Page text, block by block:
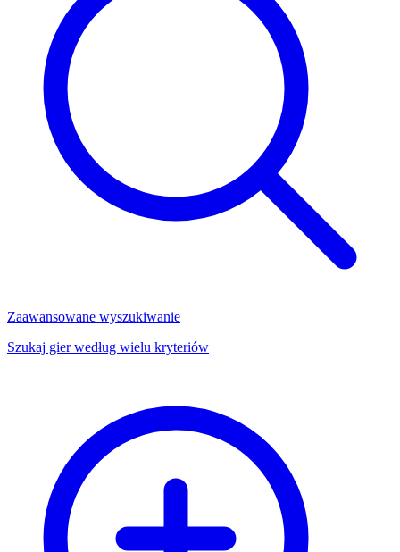
Zaawansowane wyszukiwanie
Szukaj gier według wielu kryteriów